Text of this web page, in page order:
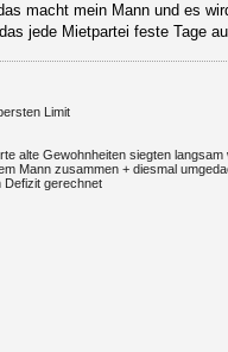
macht mein Mann und es
jede Mietpartei feste Tage
Limit
alte Gewohnheiten siegten
Mann zusammen + diesmal
Defizit gerechnet